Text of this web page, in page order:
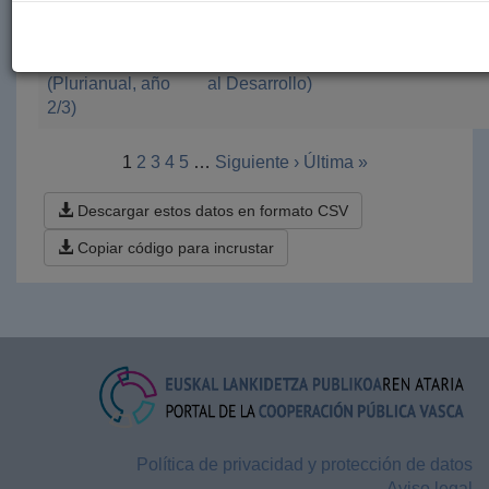
(Plurianual, año
2/3)
al Desarrollo)
1 2 3 4 5 … Siguiente › Última »
Descargar estos datos en formato CSV
Copiar código para incrustar
Política de privacidad y protección de datos